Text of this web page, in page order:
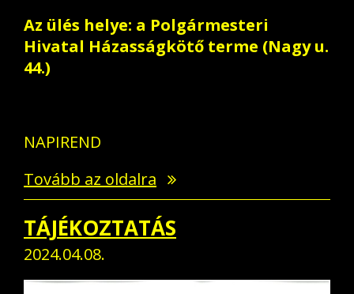
Az ülés helye: a Polgármesteri
Hivatal Házasságkötő terme (Nagy u.
44.)
NAPIREND
Tovább az oldalra
TÁJÉKOZTATÁS
2024.04.08.